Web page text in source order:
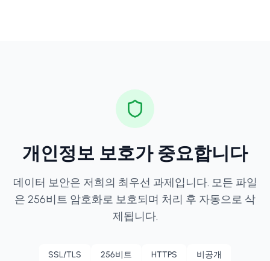
개인정보 보호가 중요합니다
데이터 보안은 저희의 최우선 과제입니다. 모든 파일
은 256비트 암호화로 보호되며 처리 후 자동으로 삭
제됩니다.
SSL/TLS 256비트 HTTPS 비공개